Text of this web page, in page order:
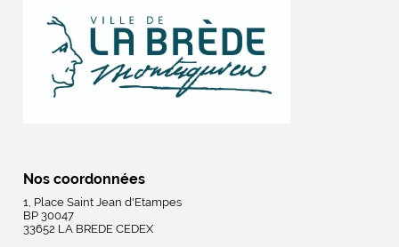
Nos coordonnées
1, Place Saint Jean d'Etampes
BP 30047
33652 LA BREDE CEDEX